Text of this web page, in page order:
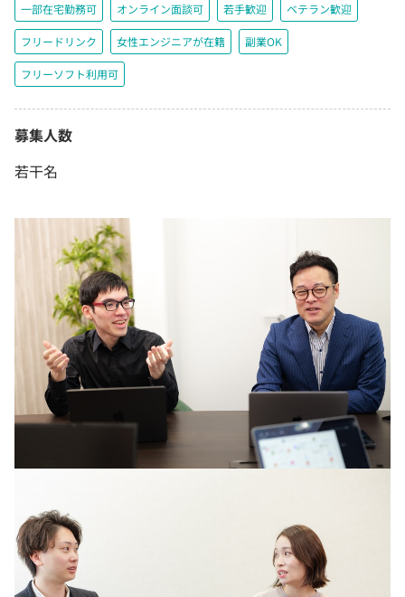
一部在宅勤務可 オンライン面談可 若手歓迎 ベテラン歓迎
フリードリンク 女性エンジニアが在籍 副業OK
フリーソフト利用可
募集人数
若干名